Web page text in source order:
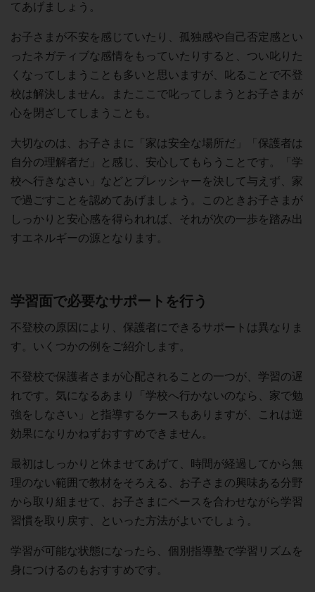
てあげましょう。
お子さまが不安を感じていたり、孤独感や自己否定感とい
ったネガティブな感情をもっていたりすると、つい叱りた
くなってしまうことも多いと思いますが、叱ることで不登
校は解決しません。またここで叱ってしまうとお子さまが
心を閉ざしてしまうことも。
大切なのは、お子さまに「家は安全な場所だ」「保護者は
自分の理解者だ」と感じ、安心してもらうことです。「学
校へ行きなさい」などとプレッシャーを決して与えず、家
で過ごすことを認めてあげましょう。このときお子さまが
しっかりと安心感を得られれば、それが次の一歩を踏み出
すエネルギーの源となります。
学習面で必要なサポートを行う
不登校の原因により、保護者にできるサポートは異なりま
す。いくつかの例をご紹介します。
不登校で保護者さまが心配されることの一つが、学習の遅
れです。気になるあまり「学校へ行かないのなら、家で勉
強をしなさい」と指導するケースもありますが、これは逆
効果になりかねずおすすめできません。
最初はしっかりと休ませてあげて、時間が経過してから無
理のない範囲で教材をそろえる、お子さまの興味ある分野
から取り組ませて、お子さまにペースを合わせながら学習
習慣を取り戻す、といった方法がよいでしょう。
学習が可能な状態になったら、個別指導塾で学習リズムを
身につけるのもおすすめです。